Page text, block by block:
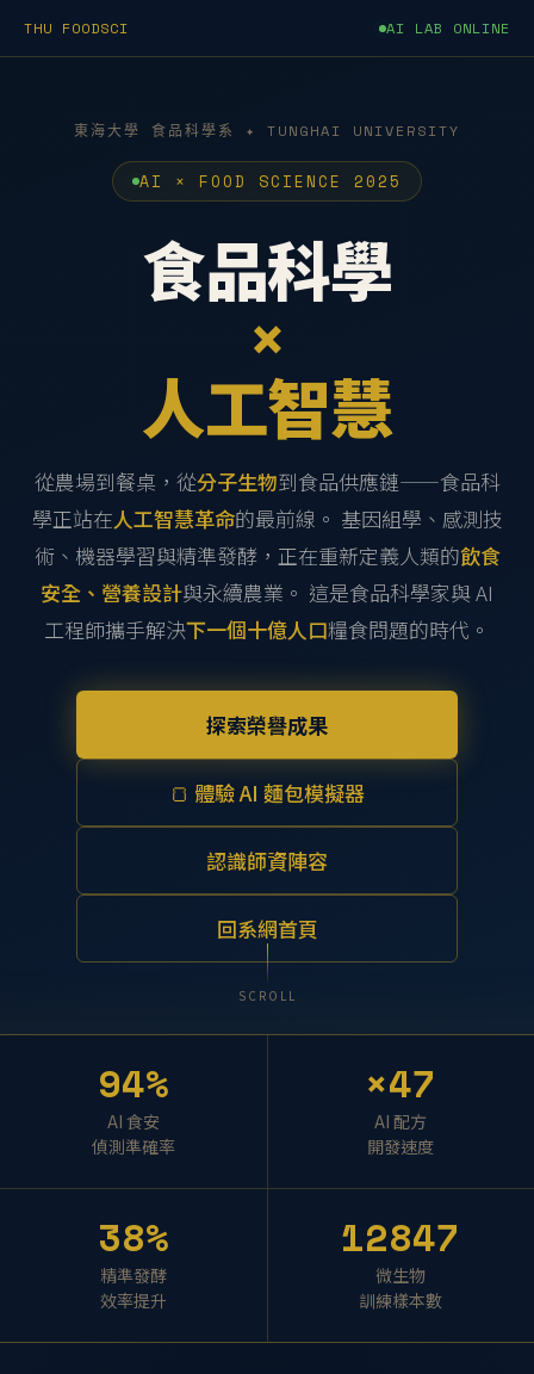
THU FOODSCI AI LAB ONLINE
東海大學 食品科學系 ✦ TUNGHAI UNIVERSITY
AI × FOOD SCIENCE 2025
食品科學
×
人工智慧
從農場到餐桌，從分子生物到食品供應鏈——食品科
學正站在人工智慧革命的最前線。 基因組學、感測技
術、機器學習與精準發酵，正在重新定義人類的飲食
安全、營養設計與永續農業。 這是食品科學家與 AI
工程師攜手解決下一個十億人口糧食問題的時代。
探索榮譽成果
🍞 體驗 AI 麵包模擬器
認識師資陣容
回系網首頁
SCROLL
94%
AI 食安
偵測準確率
×47
AI 配方
開發速度
38%
精準發酵
效率提升
12847
微生物
訓練樣本數